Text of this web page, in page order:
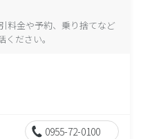
料金や予約、乗り捨てなど
ださい。
0955-72-0100